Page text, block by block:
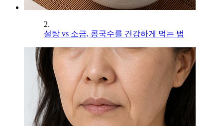
2.
설탕 vs 소금, 콩국수를 건강하게 먹는 법